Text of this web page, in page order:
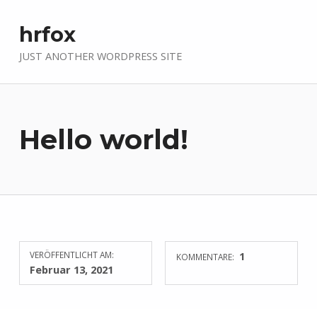
hrfox
JUST ANOTHER WORDPRESS SITE
Hello world!
VERÖFFENTLICHT AM:
Februar 13, 2021
KOMMENTARE: 1